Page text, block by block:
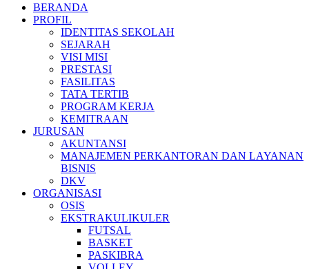
BERANDA
PROFIL
IDENTITAS SEKOLAH
SEJARAH
VISI MISI
PRESTASI
FASILITAS
TATA TERTIB
PROGRAM KERJA
KEMITRAAN
JURUSAN
AKUNTANSI
MANAJEMEN PERKANTORAN DAN LAYANAN
BISNIS
DKV
ORGANISASI
OSIS
EKSTRAKULIKULER
FUTSAL
BASKET
PASKIBRA